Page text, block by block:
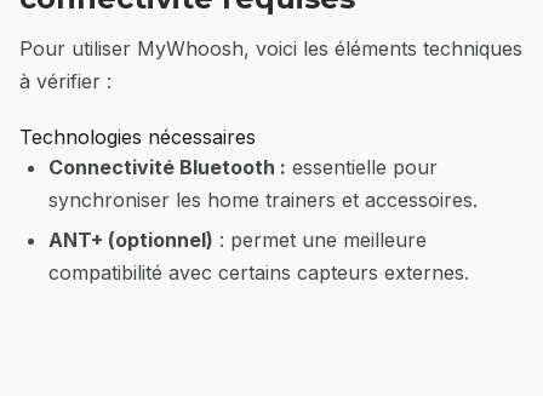
Pour utiliser MyWhoosh, voici les éléments techniques
à vérifier :
Technologies nécessaires
Connectivité Bluetooth : essentielle pour
synchroniser les home trainers et accessoires.
ANT+ (optionnel) : permet une meilleure
compatibilité avec certains capteurs externes.